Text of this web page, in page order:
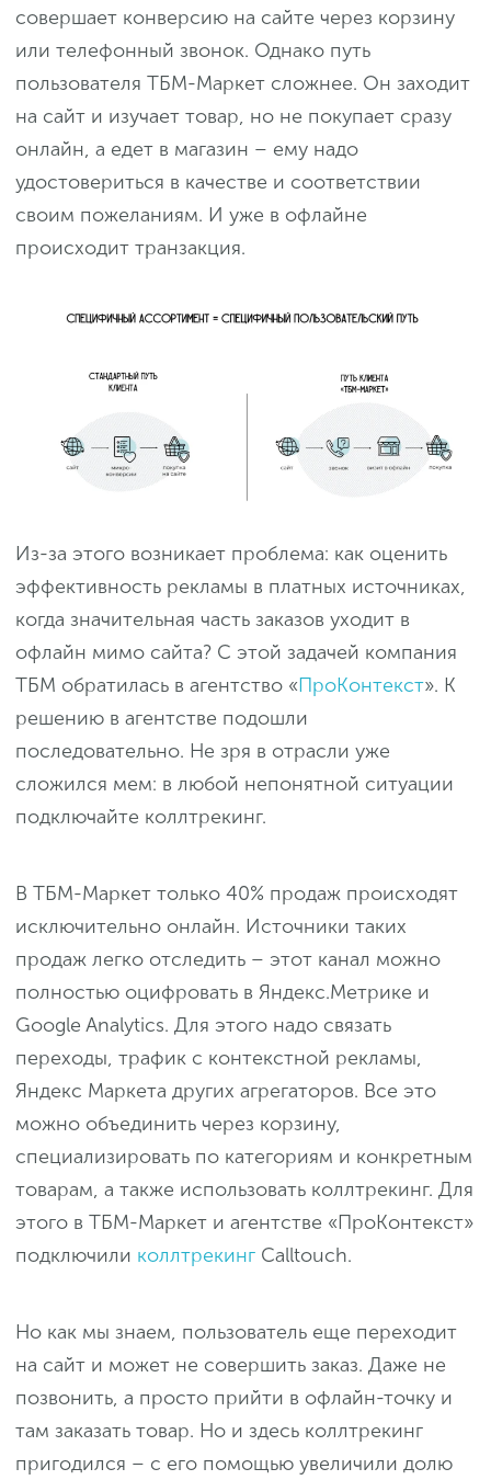
совершает конверсию на сайте через корзину
или телефонный звонок. Однако путь
пользователя ТБМ-Маркет сложнее. Он заходит
на сайт и изучает товар, но не покупает сразу
онлайн, а едет в магазин – ему надо
удостовериться в качестве и соответствии
своим пожеланиям. И уже в офлайне
происходит транзакция.
Из-за этого возникает проблема: как оценить
эффективность рекламы в платных источниках,
когда значительная часть заказов уходит в
офлайн мимо сайта? С этой задачей компания
ТБМ обратилась в агентство «ПроКонтекст». К
решению в агентстве подошли
последовательно. Не зря в отрасли уже
сложился мем: в любой непонятной ситуации
подключайте коллтрекинг.
В ТБМ-Маркет только 40% продаж происходят
исключительно онлайн. Источники таких
продаж легко отследить – этот канал можно
полностью оцифровать в Яндекс.Метрике и
Google Analytics. Для этого надо связать
переходы, трафик с контекстной рекламы,
Яндекс Маркета других агрегаторов. Все это
можно объединить через корзину,
специализировать по категориям и конкретным
товарам, а также использовать коллтрекинг. Для
этого в ТБМ-Маркет и агентстве «ПроКонтекст»
подключили коллтрекинг Calltouch.
Но как мы знаем, пользователь еще переходит
на сайт и может не совершить заказ. Даже не
позвонить, а просто прийти в офлайн-точку и
там заказать товар. Но и здесь коллтрекинг
пригодился – с его помощью увеличили долю